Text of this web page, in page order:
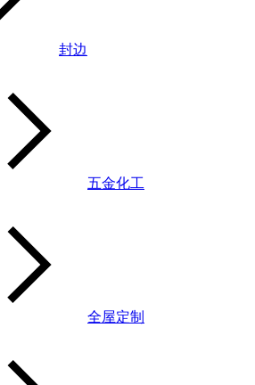
封边
五金化工
全屋定制